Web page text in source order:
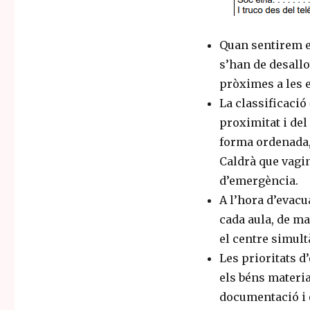
Quan sentirem
s’han de
pròximes a les
La classificació
proximitat i del
forma
Caldrà que
d’emergència.
A l’hora
cada aula, de
el centre
Les prioritats
els béns
documentació